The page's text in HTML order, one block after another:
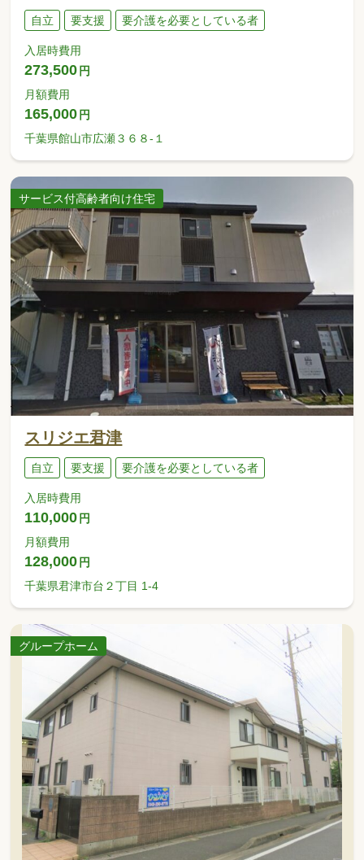
自立 要支援 要介護を必要としている者
入居時費用
273,500 円
月額費用
165,000 円
千葉県館山市広瀬３６８-１
サービス付高齢者向け住宅
スリジエ君津
自立 要支援 要介護を必要としている者
入居時費用
110,000 円
月額費用
128,000 円
千葉県君津市台２丁目 1-4
グループホーム